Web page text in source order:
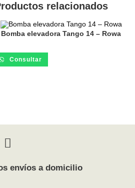
relacionados
Bomba elevadora Tango 14 – Rowa
Consultar
envíos a domicilio